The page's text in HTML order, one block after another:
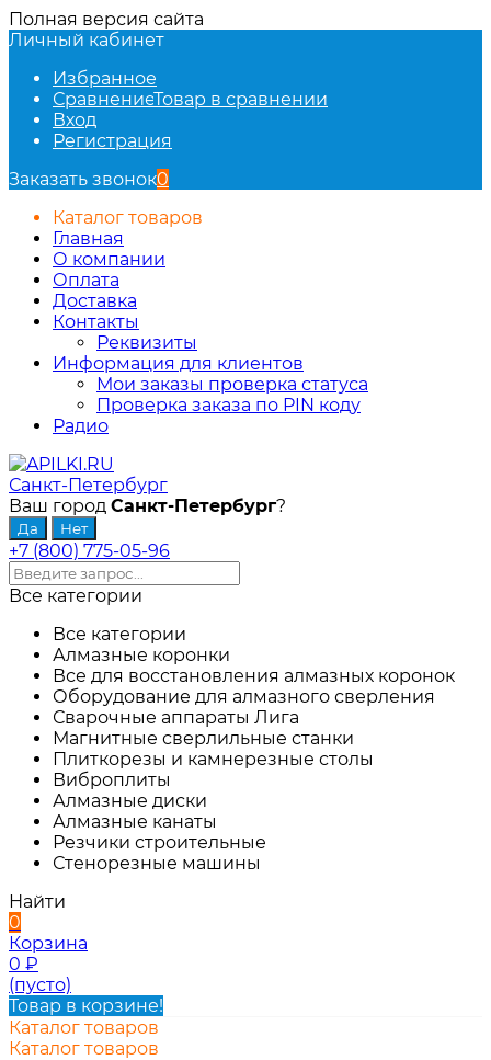
Полная версия сайта
Личный кабинет
Избранное
СравнениеТовар в сравнении
Вход
Регистрация
Заказать звонок0
Каталог товаров
Главная
О компании
Оплата
Доставка
Контакты
Реквизиты
Информация для клиентов
Мои заказы проверка статуса
Проверка заказа по PIN коду
Радио
Санкт-Петербург
Ваш город Санкт-Петербург?
+7 (800) 775-05-96
Все категории
Все категории
Алмазные коронки
Все для восстановления алмазных коронок
Оборудование для алмазного сверления
Сварочные аппараты Лига
Магнитные сверлильные станки
Плиткорезы и камнерезные столы
Виброплиты
Алмазные диски
Алмазные канаты
Резчики строительные
Стенорезные машины
Найти
0
Корзина
0 ₽
(пусто)
Товар в корзине!
Каталог товаров
Каталог товаров